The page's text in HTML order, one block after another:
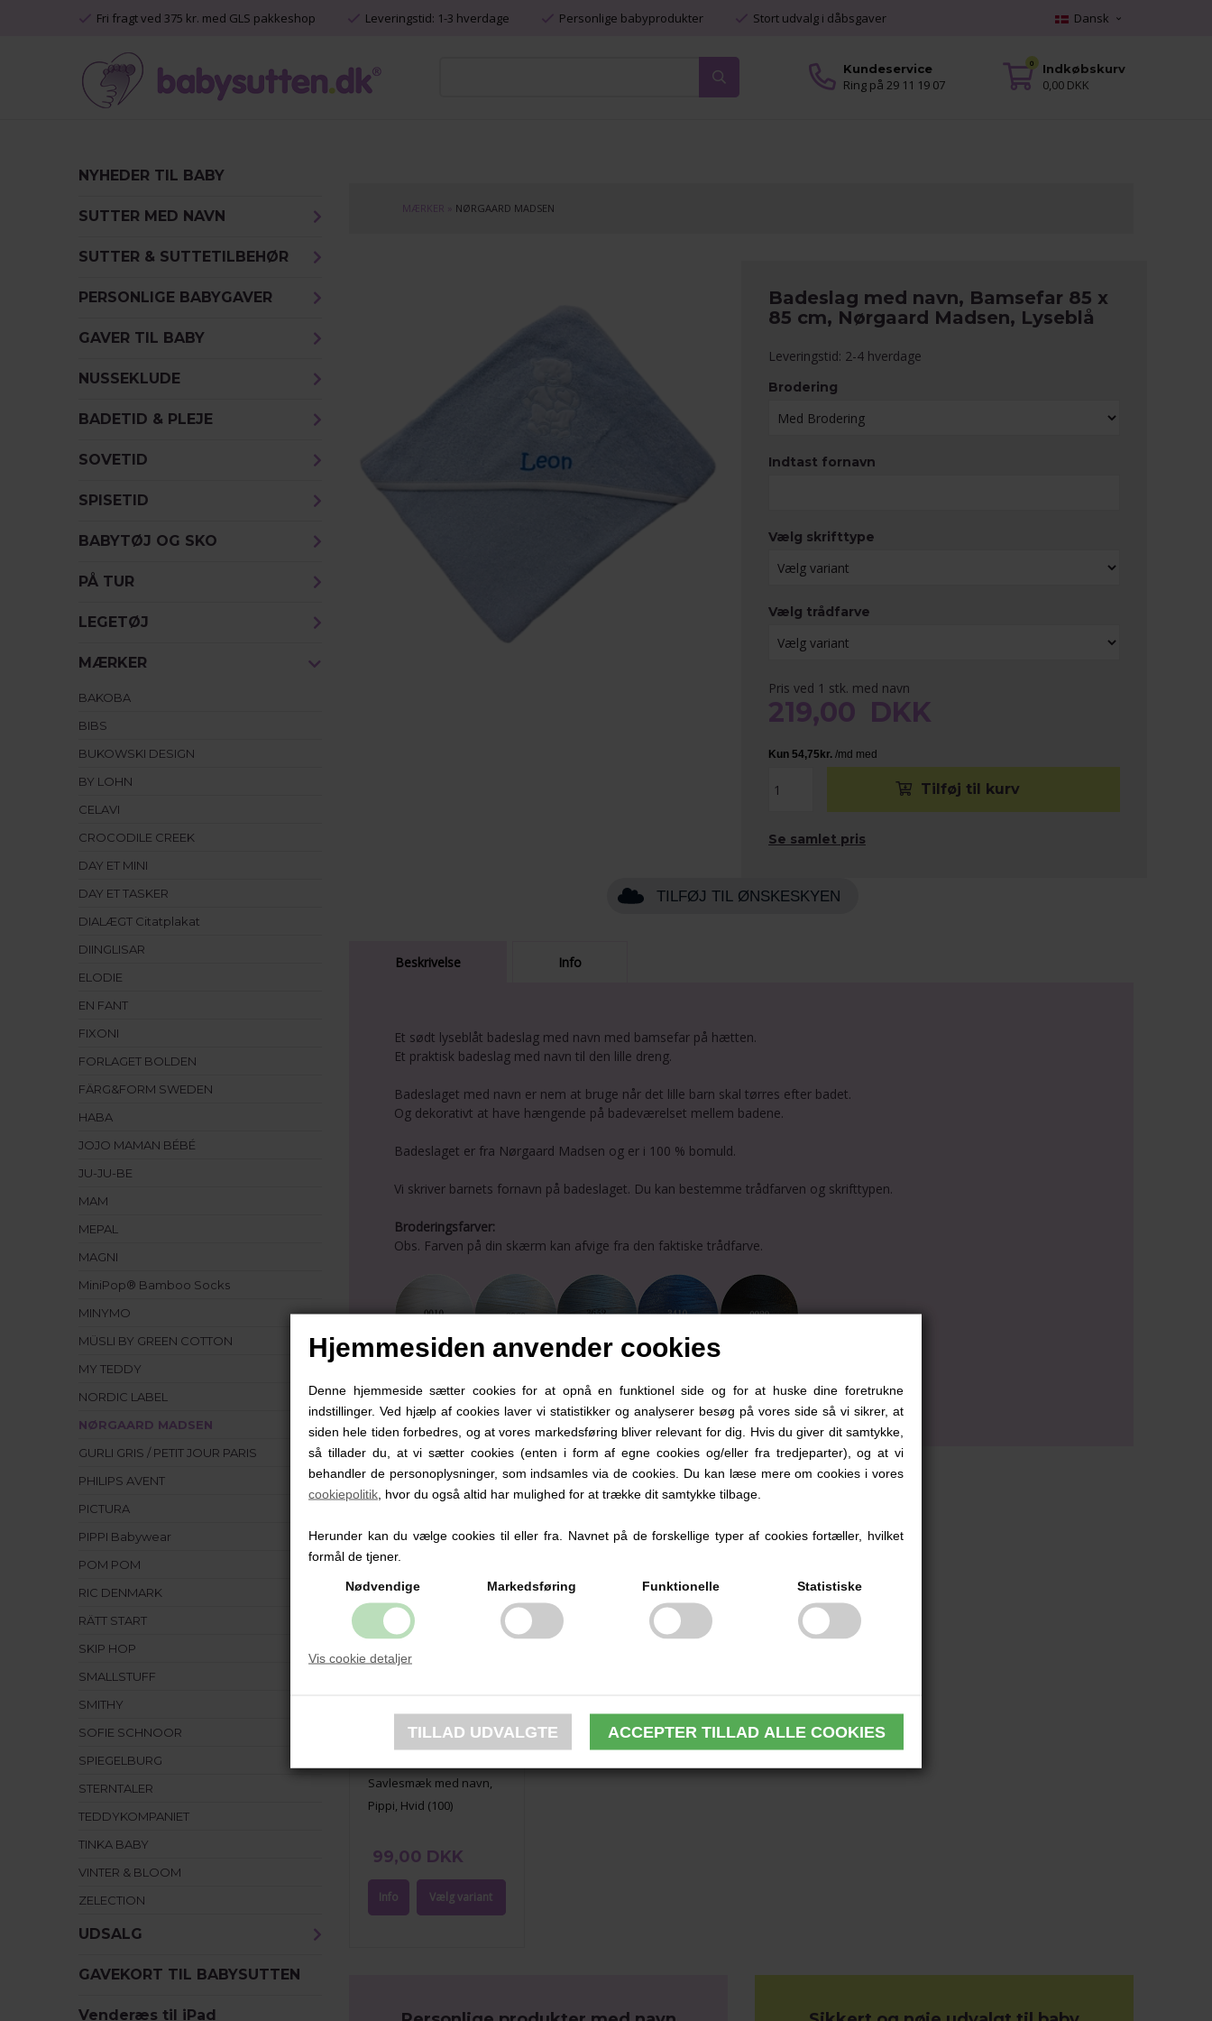
Hjemmesiden anvender cookies
Denne hjemmeside sætter cookies for at opnå en funktionel side og for at huske dine foretrukne
indstillinger. Ved hjælp af cookies laver vi statistikker og analyserer besøg på vores side så vi sikrer, at
siden hele tiden forbedres, og at vores markedsføring bliver relevant for dig. Hvis du giver dit samtykke,
så tillader du, at vi sætter cookies (enten i form af egne cookies og/eller fra tredjeparter), og at vi
behandler de personoplysninger, som indsamles via de cookies. Du kan læse mere om cookies i vores
cookiepolitik , hvor du også altid har mulighed for at trække dit samtykke tilbage.
Herunder kan du vælge cookies til eller fra. Navnet på de forskellige typer af cookies fortæller, hvilket
formål de tjener.
Nødvendige Markedsføring Funktionelle Statistiske
Vis cookie detaljer
Fri fragt ved 375 kr. med GLS pakkeshop Leveringstid: 1-3 hverdage Personlige babyprodukter Stort udvalg i dåbsgaver Dansk
Kundeservice
Ring på 29 11 19 07
Indkøbskurv
0,00 DKK
0
NYHEDER TIL BABY
SUTTER MED NAVN
SUTTER & SUTTETILBEHØR
PERSONLIGE BABYGAVER
GAVER TIL BABY
NUSSEKLUDE
BADETID & PLEJE
SOVETID
SPISETID
BABYTØJ OG SKO
PÅ TUR
LEGETØJ
MÆRKER
BAKOBA
BIBS
BUKOWSKI DESIGN
BY LOHN
CELAVI
CROCODILE CREEK
DAY ET MINI
DAY ET TASKER
DIALÆGT Citatplakat
DIINGLISAR
ELODIE
EN FANT
FIXONI
FORLAGET BOLDEN
FÄRG&FORM SWEDEN
HABA
JOJO MAMAN BÉBÉ
JU-JU-BE
MAM
MEPAL
MAGNI
MiniPop® Bamboo Socks
MINYMO
MÜSLI BY GREEN COTTON
MY TEDDY
NORDIC LABEL
NØRGAARD MADSEN
GURLI GRIS / PETIT JOUR PARIS
PHILIPS AVENT
PICTURA
PIPPI Babywear
POM POM
RIC DENMARK
RÄTT START
SKIP HOP
SMALLSTUFF
SMITHY
SOFIE SCHNOOR
SPIEGELBURG
STERNTALER
TEDDYKOMPANIET
TINKA BABY
VINTER & BLOOM
ZELECTION
UDSALG
GAVEKORT TIL BABYSUTTEN
Venderæs til iPad
MÆRKER NØRGAARD MADSEN
Badeslag med navn, Bamsefar 85 x
85 cm, Nørgaard Madsen, Lyseblå
Leveringstid: 2-4 hverdage
Brodering
Indtast fornavn
Vælg skrifttype
Vælg trådfarve
Pris ved 1 stk. med navn
219,00 DKK
Se samlet pris
TILFØJ TIL ØNSKESKYEN
Beskrivelse Info
Et sødt lyseblåt badeslag med navn med bamsefar på hætten.
Et praktisk badeslag med navn til den lille dreng.
Badeslaget med navn er nem at bruge når det lille barn skal tørres efter badet.
Og dekorativt at have hængende på badeværelset mellem badene.
Badeslaget er fra Nørgaard Madsen og er i 100 % bomuld.
Vi skriver barnets fornavn på badeslaget. Du kan bestemme trådfarven og skrifttypen.
Broderingsfarver:
Obs. Farven på din skærm kan afvige fra den faktiske trådfarve.
Savlesmæk med navn,
Pippi, Hvid (100)
99,00 DKK